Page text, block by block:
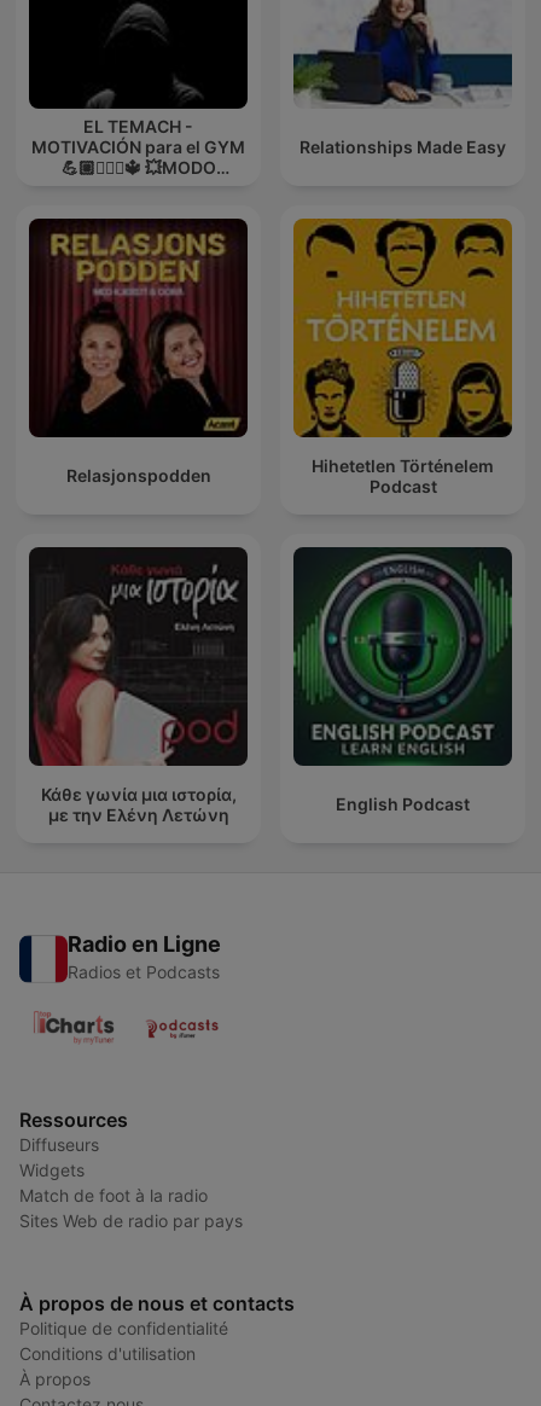
EL TEMACH -
MOTIVACIÓN para el GYM
💪🏼🏋🏻‍♀🔱 💥MODO
Relationships Made Easy
Relasjonspodden
Hihetetlen Történelem
Podcast
Κάθε γωνία μια ιστορία,
με την Ελένη Λετώνη
English Podcast
Radio en Ligne
Radios et Podcasts
Ressources
Diffuseurs
Widgets
Match de foot à la radio
Sites Web de radio par pays
À propos de nous et contacts
Politique de confidentialité
Conditions d'utilisation
À propos